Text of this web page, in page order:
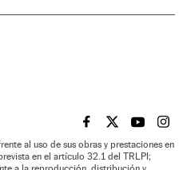
EL PAÍS BRASIL EN
EL PAÍSEL PAÍS
EL
al uso de sus obras y prestaciones en
en el artículo 32.1 del TRLPI;